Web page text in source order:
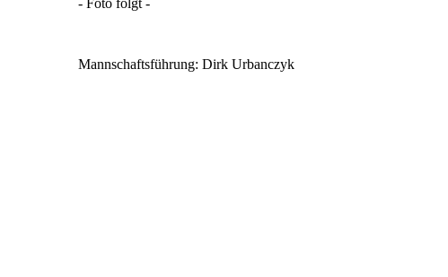
- Foto folgt -
Mannschaftsführung: Dirk Urbanczyk